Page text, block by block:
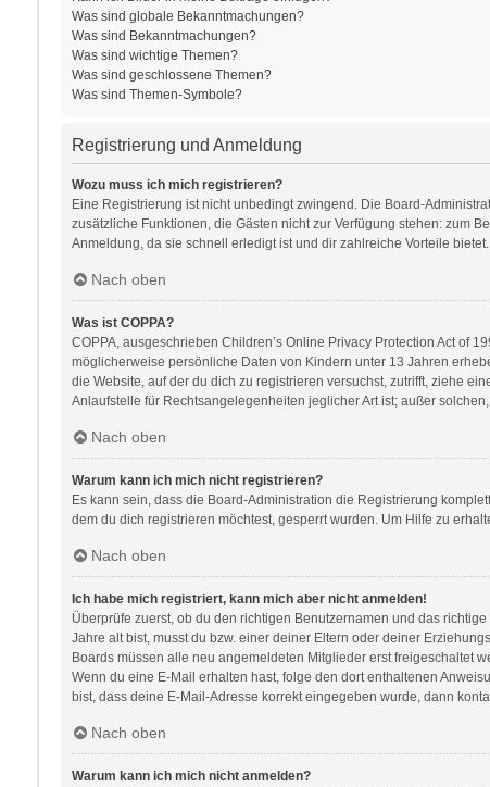
Was sind globale Bekanntmachungen?
Was sind Bekanntmachungen?
Was sind wichtige Themen?
Was sind geschlossene Themen?
Was sind Themen-Symbole?
Registrierung und Anmeldung
Wozu muss ich mich registrieren?
Eine Registrierung ist nicht unbedingt zwingend. Die Board-
zusätzliche Funktionen, die Gästen nicht zur Verfügung stehen: zum
Anmeldung, da sie schnell erledigt ist und dir zahlreiche Vorteile bietet.
Nach oben
Was ist COPPA?
COPPA, ausgeschrieben Children’s Online Privacy Protection Act of
möglicherweise persönliche Daten von Kindern unter 13 Jahren
die Website, auf der du dich zu registrieren versuchst, zutrifft, ziehe
Anlaufstelle für Rechtsangelegenheiten jeglicher Art ist; außer
Nach oben
Warum kann ich mich nicht registrieren?
Es kann sein, dass die Board-Administration die Registrierung
dem du dich registrieren möchtest, gesperrt wurden. Um Hilfe zu
Nach oben
Ich habe mich registriert, kann mich aber nicht anmelden!
Überprüfe zuerst, ob du den richtigen Benutzernamen und das
Jahre alt bist, musst du bzw. einer deiner Eltern oder deiner
Boards müssen alle neu angemeldeten Mitglieder erst freigeschaltet
Wenn du eine E-Mail erhalten hast, folge den dort enthaltenen
bist, dass deine E-Mail-Adresse korrekt eingegeben wurde, dann
Nach oben
Warum kann ich mich nicht anmelden?